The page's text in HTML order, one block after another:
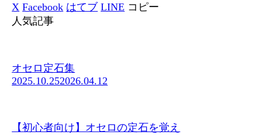
X Facebook はてブ LINE コピー
人気記事
オセロ定石集
2025.10.252026.04.12
【初心者向け】オセロの定石を覚え